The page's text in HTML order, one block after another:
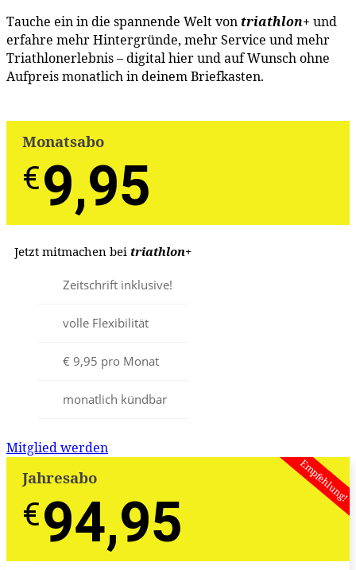
Tauche ein in die spannende Welt von triathlon+ und
erfahre mehr Hintergründe, mehr Service und mehr
Triathlonerlebnis – digital hier und auf Wunsch ohne
Aufpreis monatlich in deinem Briefkasten.
Monatsabo
€9,95
Jetzt mitmachen bei triathlon+
Zeitschrift inklusive!
volle Flexibilität
€ 9,95 pro Monat
monatlich kündbar
Mitglied werden
Empfehlung!
Jahresabo
€94,95